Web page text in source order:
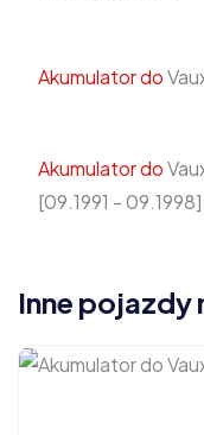
Akumulator do
Akumulator do
[09.1991 - 09.1998]
Inne pojazdy